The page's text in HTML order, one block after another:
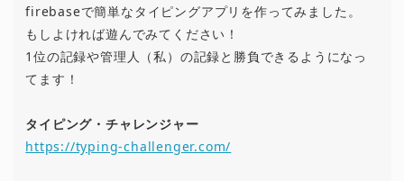
firebaseで簡単なタイピングアプリを作ってみました。
もしよければ遊んでみてください！
1位の記録や管理人（私）の記録と勝負できるようになっ
てます！
タイピング・チャレンジャー
https://typing-challenger.com/